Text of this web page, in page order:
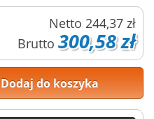
Netto 244,37 zł
Brutto 300,58 zł
Dodaj do koszyka